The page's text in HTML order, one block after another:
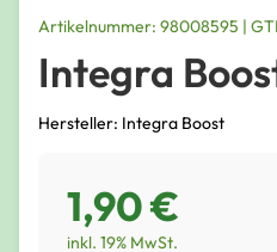
Artikelnummer: 98008595 |
Integra
Hersteller: Integra Boost
1,90 €
inkl. 19% MwSt.